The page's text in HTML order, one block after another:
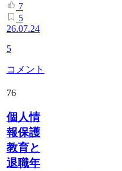
7
5
26.07.24
5
コメント
76
個人情
報保護
教育と
退職年